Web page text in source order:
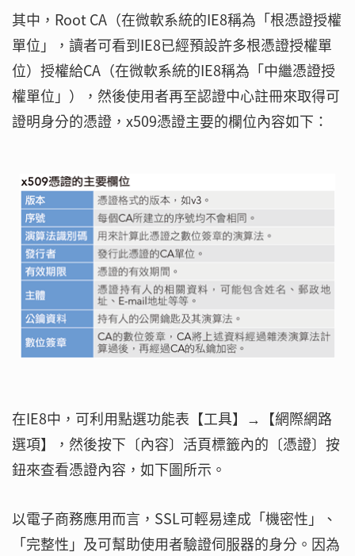
其中，Root CA（在微軟系統的IE8稱為「根憑證授權
單位」，讀者可看到IE8已經預設許多根憑證授權單
位）授權給CA（在微軟系統的IE8稱為「中繼憑證授
權單位」），然後使用者再至認證中心註冊來取得可
證明身分的憑證，x509憑證主要的欄位內容如下：
在IE8中，可利用點選功能表【工具】→【網際網路
選項】，然後按下〔內容〕活頁標籤內的〔憑證〕按
鈕來查看憑證內容，如下圖所示。
以電子商務應用而言，SSL可輕易達成「機密性」、
「完整性」及可幫助使用者驗證伺服器的身分。因為